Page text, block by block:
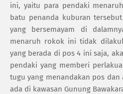
ini, yaitu para pendaki
batu penanda kuburan
yang bersemayam di
menaruh rokok ini tidak
yang berada di pos 4 ini saja,
pendaki yang memberi
tugu yang menandakan pos dan
ada di kawasan Gunung